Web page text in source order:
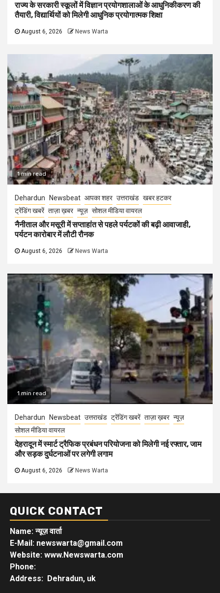
राज्य के सरकारी स्कूलों में विज्ञान प्रयोगशालाओं के आधुनिकीकरण की
तैयारी, विद्यार्थियों को मिलेगी आधुनिक प्रयोगात्मक शिक्षा
August 6, 2026 News Warta
1 min read
Dehardun Newsbeat आपका शहर उत्तराखंड खबर हटकर
ट्रेंडिंग खबरें ताज़ा ख़बर न्यूज़ सोशल मीडिया वायरल
नैनीताल और मसूरी में सप्ताहांत से पहले पर्यटकों की बढ़ी आवाजाही,
पर्यटन कारोबार में लौटी रौनक
August 6, 2026 News Warta
1 min read
Dehardun Newsbeat उत्तराखंड ट्रेंडिंग खबरें ताज़ा ख़बर न्यूज़
सोशल मीडिया वायरल
देहरादून में स्मार्ट ट्रैफिक प्रबंधन परियोजना को मिलेगी नई रफ्तार, जाम
और सड़क दुर्घटनाओं पर लगेगी लगाम
August 6, 2026 News Warta
QUICK CONTACT
Name: न्यूज़ वार्ता
E-Mail: newswarta@gmail.com
Website: www.Newswarta.com
Phone:
Address: Dehradun, uk